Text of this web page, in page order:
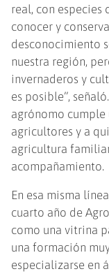
real, con especies
conocer y
desconocimiento
nuestra región,
invernaderos y
es posible”,
agrónomo cumple
agricultores y a
agricultura
acompañamiento.
En esa misma
cuarto año de
como una vitrina
una formación
especializarse en